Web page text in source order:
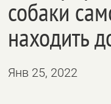
собаки
находить
Янв 25, 2022